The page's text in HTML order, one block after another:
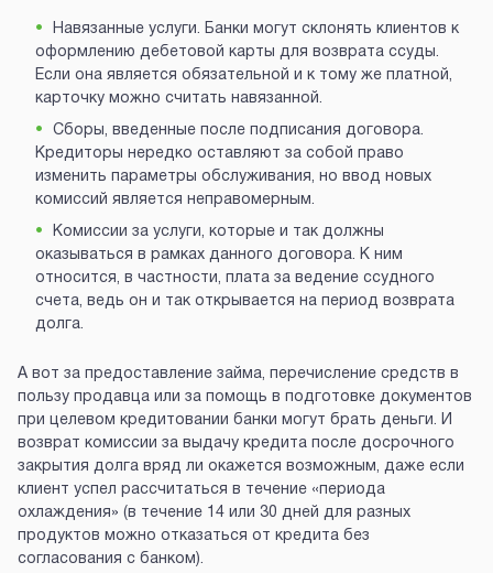
Навязанные услуги. Банки могут склонять клиентов к
оформлению дебетовой карты для возврата ссуды.
Если она является обязательной и к тому же платной,
карточку можно считать навязанной.
Сборы, введенные после подписания договора.
Кредиторы нередко оставляют за собой право
изменить параметры обслуживания, но ввод новых
комиссий является неправомерным.
Комиссии за услуги, которые и так должны
оказываться в рамках данного договора. К ним
относится, в частности, плата за ведение ссудного
счета, ведь он и так открывается на период возврата
долга.
А вот за предоставление займа, перечисление средств в
пользу продавца или за помощь в подготовке документов
при целевом кредитовании банки могут брать деньги. И
возврат комиссии за выдачу кредита после досрочного
закрытия долга вряд ли окажется возможным, даже если
клиент успел рассчитаться в течение «периода
охлаждения» (в течение 14 или 30 дней для разных
продуктов можно отказаться от кредита без
согласования с банком).